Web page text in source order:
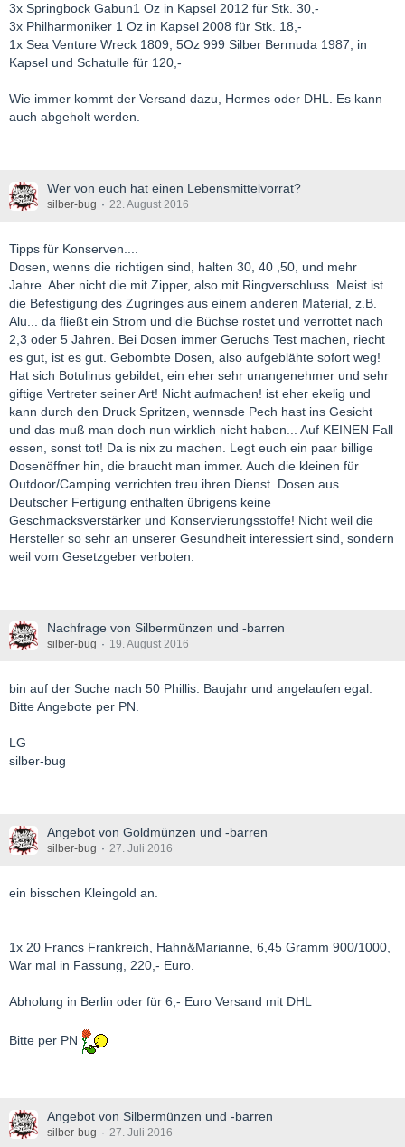
3x Springbock Gabun1 Oz in Kapsel 2012 für Stk. 30,-
3x Philharmoniker 1 Oz in Kapsel 2008 für Stk. 18,-
1x Sea Venture Wreck 1809, 5Oz 999 Silber Bermuda 1987, in
Kapsel und Schatulle für 120,-
Wie immer kommt der Versand dazu, Hermes oder DHL. Es kann
auch abgeholt werden.
Wer von euch hat einen Lebensmittelvorrat?
silber-bug 22. August 2016
Tipps für Konserven....
Dosen, wenns die richtigen sind, halten 30, 40 ,50, und mehr
Jahre. Aber nicht die mit Zipper, also mit Ringverschluss. Meist ist
die Befestigung des Zugringes aus einem anderen Material, z.B.
Alu... da fließt ein Strom und die Büchse rostet und verrottet nach
2,3 oder 5 Jahren. Bei Dosen immer Geruchs Test machen, riecht
es gut, ist es gut. Gebombte Dosen, also aufgeblähte sofort weg!
Hat sich Botulinus gebildet, ein eher sehr unangenehmer und sehr
giftige Vertreter seiner Art! Nicht aufmachen! ist eher ekelig und
kann durch den Druck Spritzen, wennsde Pech hast ins Gesicht
und das muß man doch nun wirklich nicht haben... Auf KEINEN Fall
essen, sonst tot! Da is nix zu machen. Legt euch ein paar billige
Dosenöffner hin, die braucht man immer. Auch die kleinen für
Outdoor/Camping verrichten treu ihren Dienst. Dosen aus
Deutscher Fertigung enthalten übrigens keine
Geschmacksverstärker und Konservierungsstoffe! Nicht weil die
Hersteller so sehr an unserer Gesundheit interessiert sind, sondern
weil vom Gesetzgeber verboten.
Nachfrage von Silbermünzen und -barren
silber-bug 19. August 2016
bin auf der Suche nach 50 Phillis. Baujahr und angelaufen egal.
Bitte Angebote per PN.
LG
silber-bug
Angebot von Goldmünzen und -barren
silber-bug 27. Juli 2016
ein bisschen Kleingold an.
1x 20 Francs Frankreich, Hahn&Marianne, 6,45 Gramm 900/1000,
War mal in Fassung, 220,- Euro.
Abholung in Berlin oder für 6,- Euro Versand mit DHL
Bitte per PN
Angebot von Silbermünzen und -barren
silber-bug 27. Juli 2016